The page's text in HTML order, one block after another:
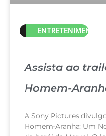
ENTRETENIMENTO
Assista ao
Homem-
A Sony Pictures
Homem-Aranha: Um